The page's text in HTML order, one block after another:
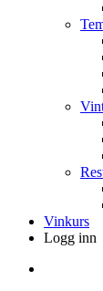
Vinkurs
Logg inn